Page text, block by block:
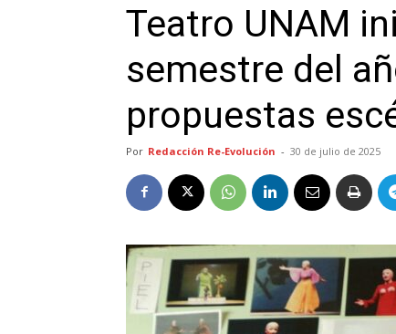
Teatro UNAM
semestre del
propuestas
Por Redacción Re-Evolución - 30 de julio de 2025